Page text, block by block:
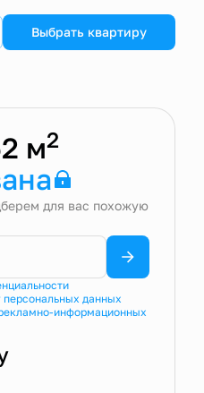
Выбрать квартиру
забронирована
м2
для вас похожую
персональных данных
информационных